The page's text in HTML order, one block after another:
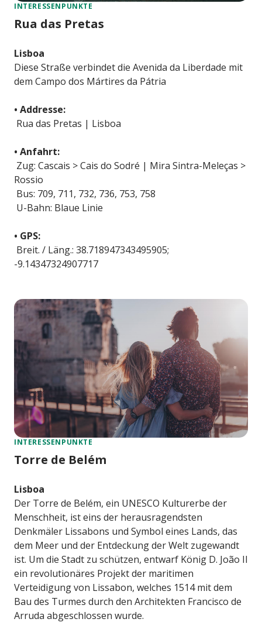
INTERESSENPUNKTE
Rua das Pretas
Lisboa
Diese Straße verbindet die Avenida da Liberdade mit
dem Campo dos Mártires da Pátria
• Addresse:
Rua das Pretas | Lisboa
• Anfahrt:
Zug: Cascais > Cais do Sodré | Mira Sintra-Meleças >
Rossio
Bus: 709, 711, 732, 736, 753, 758
U-Bahn: Blaue Linie
• GPS:
Breit. / Läng.: 38.718947343495905;
-9.14347324907717
INTERESSENPUNKTE
Torre de Belém
Lisboa
Der Torre de Belém, ein UNESCO Kulturerbe der
Menschheit, ist eins der herausragendsten
Denkmäler Lissabons und Symbol eines Lands, das
dem Meer und der Entdeckung der Welt zugewandt
ist. Um die Stadt zu schützen, entwarf König D. João II
ein revolutionäres Projekt der maritimen
Verteidigung von Lissabon, welches 1514 mit dem
Bau des Turmes durch den Architekten Francisco de
Arruda abgeschlossen wurde.